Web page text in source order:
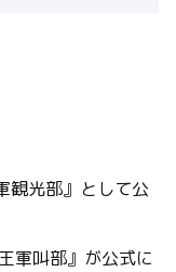
観光部』として公
軍叫部』が公式に